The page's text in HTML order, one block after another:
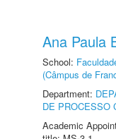
Ana Paula
School:
(Câmpus de
Department:
DE PROCESSO
Academic